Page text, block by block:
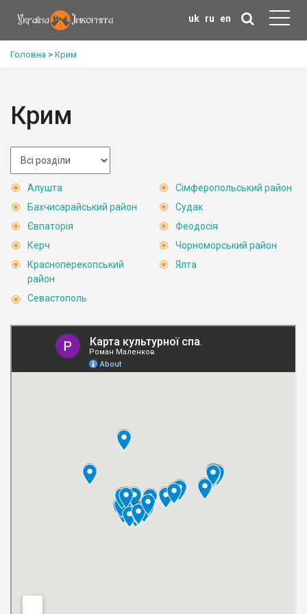
uk ru en
Головна > Крим
Крим
Алушта
Бахчисарайський район
Євпаторія
Керч
Красноперекопський
район
Севастополь
Сімферопольський район
Судак
Феодосія
Чорноморський район
Ялта